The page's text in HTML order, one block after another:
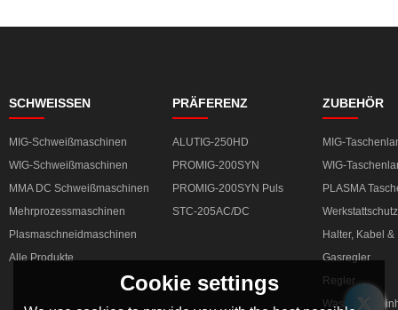
SCHWEISSEN
MIG-Schweißmaschinen
WIG-Schweißmaschinen
MMA DC Schweißmaschinen
Mehrprozessmaschinen
Plasmaschneidmaschinen
Alle Produkte
PRÄFERENZ
ALUTIG-250HD
PROMIG-200SYN
PROMIG-200SYN Puls
STC-205AC/DC
ZUBEHÖR
MIG-
WIG-
PLASMA
Werkstattschutz
Halter, Kabel
Gasregler
Regler
Cookie settings